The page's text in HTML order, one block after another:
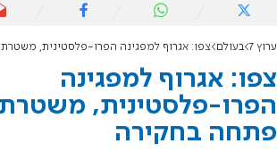
ערוץ 7 בעולם צפו: אגרוף למפגינה הפרו-פלסטינית, משטרת
צפו: אגרוף למפגינה
הפרו-פלסטינית, משטרת
פתחה בחקירה